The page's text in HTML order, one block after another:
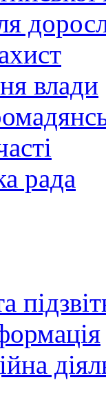
влади
рада